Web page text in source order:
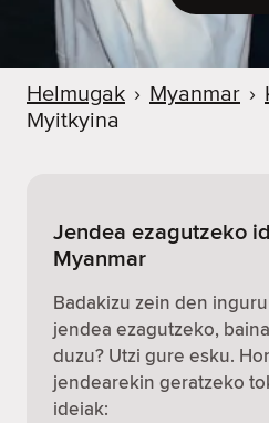
Helmugak › Myanmar ›
Myitkyina
Jendea ezagutzeko
Myanmar
Badakizu zein den
jendea ezagutzeko,
duzu? Utzi gure esku.
jendearekin geratzeko
ideiak: